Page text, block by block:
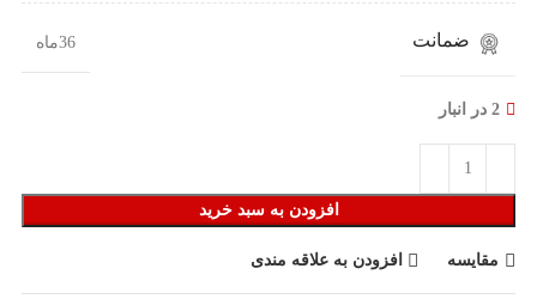
ضمانت 36ماه
2 در انبار
افزودن به سبد خرید
مقایسه افزودن به علاقه مندی